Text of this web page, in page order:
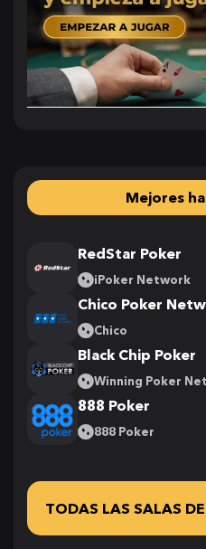
Mejores
RedStar Poker
iPoker Network
Chico Poker
Chico
Black Chip Poker
Winning Poker
888 Poker
888 Poker
TODAS LAS SALAS